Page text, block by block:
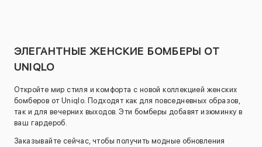
ЭЛЕГАНТНЫЕ ЖЕНСКИЕ БОМБЕРЫ ОТ
UNIQLO
Откройте мир стиля и комфорта с новой коллекцией женских
бомберов от Uniqlo. Подходят как для повседневных образов,
так и для вечерних выходов. Эти бомберы добавят изюминку в
ваш гардероб.
Заказывайте сейчас, чтобы получить модные обновления